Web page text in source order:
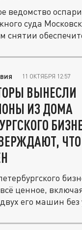
ведомство
суда
снятии
11 ОКТЯБРЯ 12:57
ВЫНЕСЛИ
ИЗ ДОМА
ценное,
его машин без